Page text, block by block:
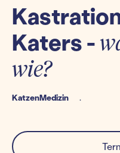
Katers -
wie?
KatzenMedizin .